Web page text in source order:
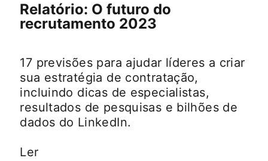
Relatório: O futuro do
recrutamento 2023
17 previsões para ajudar líderes a criar
sua estratégia de contratação,
incluindo dicas de especialistas,
resultados de pesquisas e bilhões de
dados do LinkedIn.
Ler